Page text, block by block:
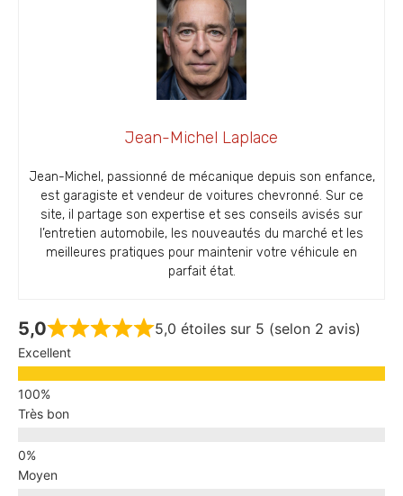
Jean-Michel Laplace
Jean-Michel, passionné de mécanique depuis son enfance,
est garagiste et vendeur de voitures chevronné. Sur ce
site, il partage son expertise et ses conseils avisés sur
l’entretien automobile, les nouveautés du marché et les
meilleures pratiques pour maintenir votre véhicule en
parfait état.
5,0 5,0 étoiles sur 5 (selon 2 avis)
Excellent
Très bon
Moyen